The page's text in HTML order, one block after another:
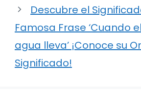
Descubre el
Famosa Frase ‘Cuando
agua lleva’ ¡Conoce su
Significado!